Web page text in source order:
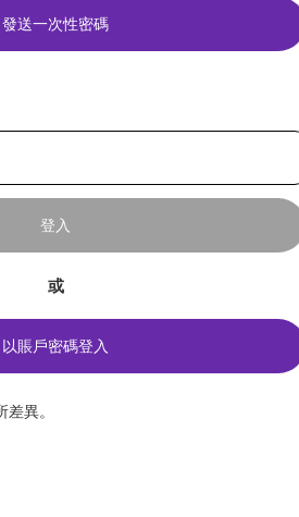
發送一次性密碼
登入
或
以賬戶密碼登入
異。